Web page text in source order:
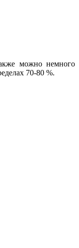
можно немного
70-80 %.